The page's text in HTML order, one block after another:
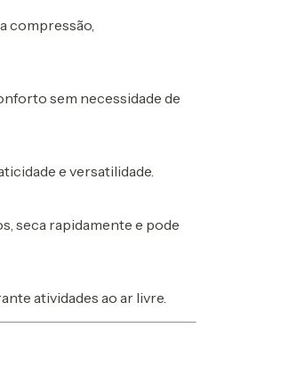
compressão,
sem necessidade de
e versatilidade.
seca rapidamente e pode
atividades ao ar livre.